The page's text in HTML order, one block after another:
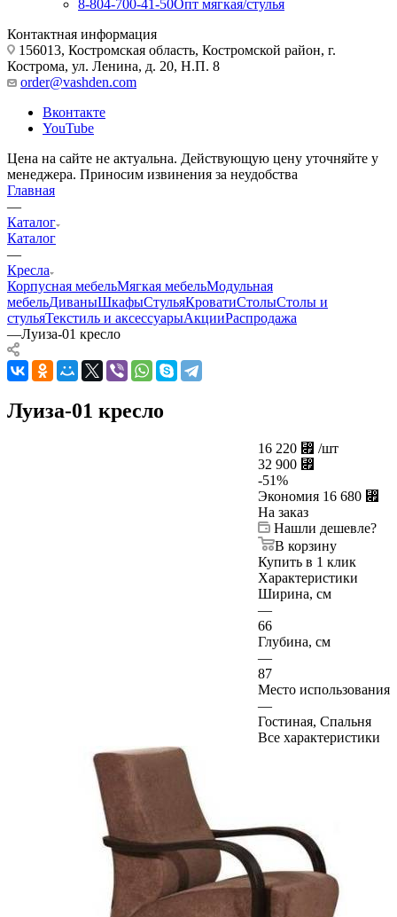
8-804-700-41-50Опт мягкая/стулья
Контактная информация
156013, Костромская область, Костромской район, г.
Кострома, ул. Ленина, д. 20, Н.П. 8
order@vashden.com
Вконтакте
YouTube
Цена на сайте не актуальна. Действующую цену уточняйте у
менеджера. Приносим извинения за неудобства
Главная
—
Каталог
Каталог
—
Кресла
Корпусная мебельМягкая мебельМодульная
мебельДиваныШкафыСтульяКроватиСтолыСтолы и
стульяТекстиль и аксессуарыАкцииРаспродажа
—Луиза-01 кресло
Луиза-01 кресло
16 220 ⃏ /шт
32 900 ⃏
-51%
Экономия 16 680 ⃏
На заказ
Нашли дешевле?
В корзину
Купить в 1 клик
Характеристики
Ширина, см
—
66
Глубина, см
—
87
Место использования
—
Гостиная, Спальня
Все характеристики